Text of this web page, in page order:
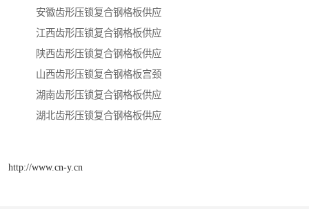
安徽齿形压锁复合钢格板供应
江西齿形压锁复合钢格板供应
陕西齿形压锁复合钢格板供应
山西齿形压锁复合钢格板宫颈
湖南齿形压锁复合钢格板供应
湖北齿形压锁复合钢格板供应
http://www.cn-y.cn